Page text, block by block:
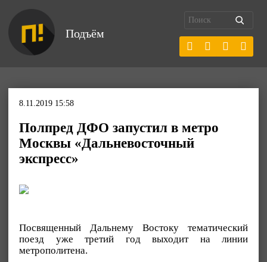
Подъём
8.11.2019 15:58
Полпред ДФО запустил в метро
Москвы «Дальневосточный
экспресс»
Посвященный Дальнему Востоку тематический
поезд уже третий год выходит на линии
метрополитена.